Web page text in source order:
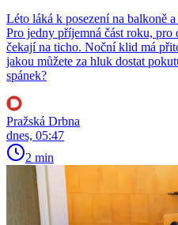
Léto láká k posezení na balkoně
Pro jedny příjemná část roku,
čekají na ticho. Noční klid má
jakou můžete za hluk dostat
spánek?
Pražská Drbna
dnes, 05:47
2 min